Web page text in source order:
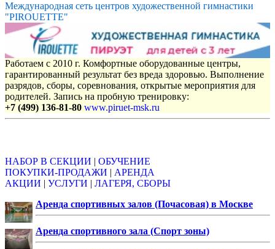
Международная сеть центров художественной гимнастики
"PIROUETTE"
Работаем с 2010 г. Комфортные оборудованные центры,
гарантированный результат без вреда здоровью. Выполнение
разрядов, сборы, соревнования, открытые мероприятия для
родителей. Запись на пробную тренировку:
+7 (499) 136-81-80 www.piruet-msk.ru
НАБОР В СЕКЦИИ | ОБУЧЕНИЕ
ПОКУПКИ-ПРОДАЖИ | АРЕНДА
АКЦИИ | УСЛУГИ | ЛАГЕРЯ, СБОРЫ
Аренда спортивных залов (Почасовая) в Москве
Аренда спортивного зала (Спорт зоны)